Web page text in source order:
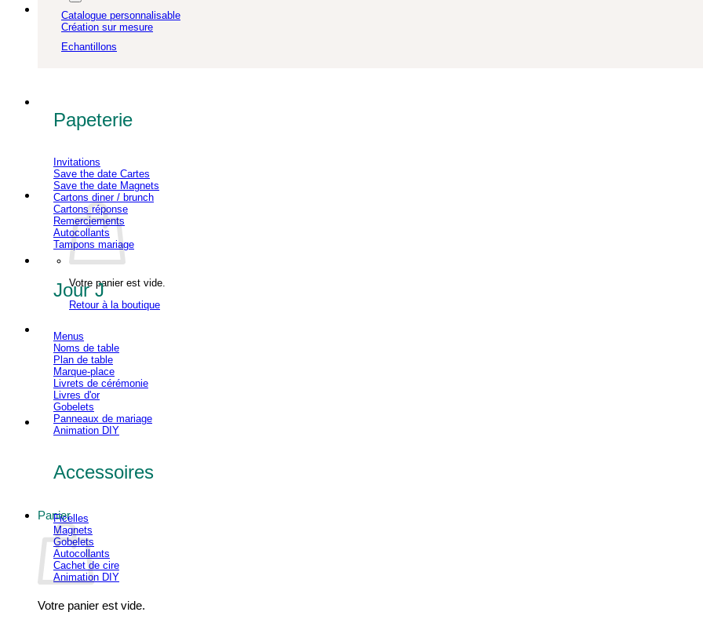
Votre panier est vide.
Retour à la boutique
Panier
Votre panier est vide.
Catalogue personnalisable
Création sur mesure
Echantillons
Papeterie
Invitations
Save the date Cartes
Save the date Magnets
Cartons diner / brunch
Cartons réponse
Remerciements
Autocollants
Tampons mariage
Jour J
Menus
Noms de table
Plan de table
Marque-place
Livrets de cérémonie
Livres d'or
Gobelets
Panneaux de mariage
Animation DIY
Accessoires
Ficelles
Magnets
Gobelets
Autocollants
Cachet de cire
Animation DIY